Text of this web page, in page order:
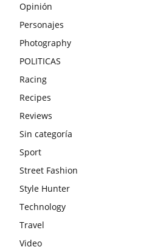
Opinión
Personajes
Photography
POLITICAS
Racing
Recipes
Reviews
Sin categoría
Sport
Street Fashion
Style Hunter
Technology
Travel
Video